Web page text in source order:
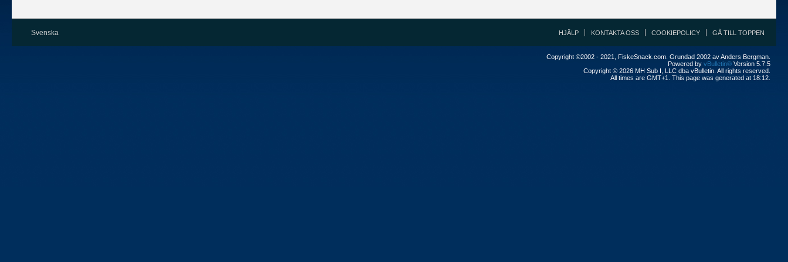
Svenska HJÄLP KONTAKTA OSS COOKIEPOLICY GÅ TILL TOPPEN
Copyright ©2002 - 2021, FiskeSnack.com. Grundad 2002 av Anders Bergman.
Powered by vBulletin® Version 5.7.5
Copyright © 2026 MH Sub I, LLC dba vBulletin. All rights reserved.
All times are GMT+1. This page was generated at 18:12.